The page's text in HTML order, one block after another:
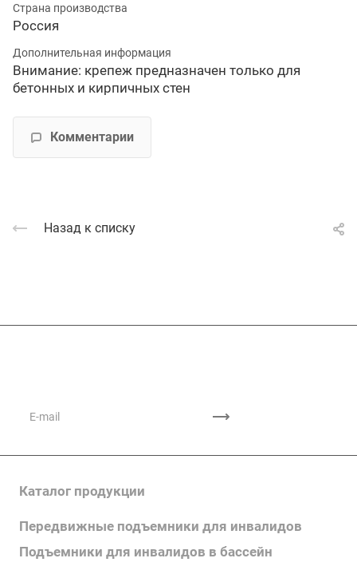
Страна производства
Россия
Дополнительная информация
Внимание: крепеж предназначен только для
бетонных и кирпичных стен
Комментарии
Назад к списку
Каталог продукции
Передвижные подъемники для инвалидов
Подъемники для инвалидов в бассейн